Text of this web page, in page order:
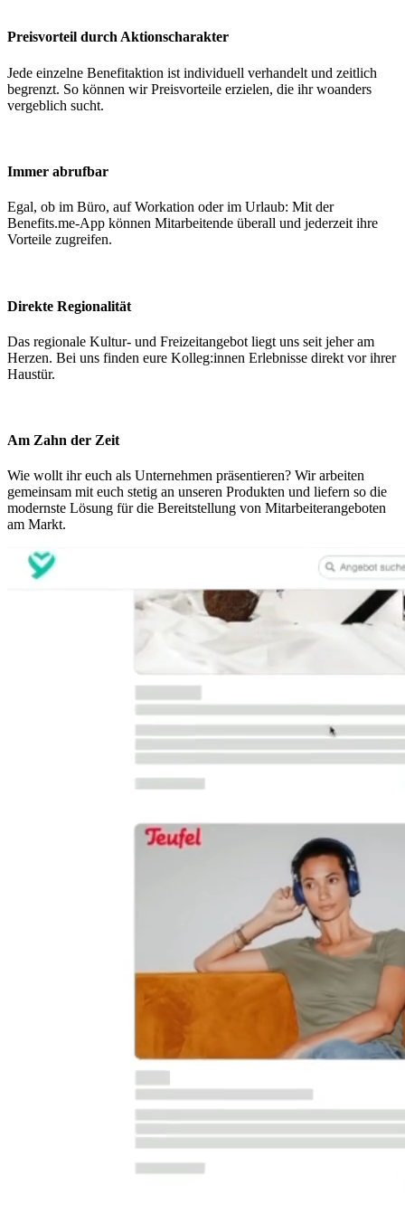
Preisvorteil durch Aktionscharakter
Jede einzelne Benefitaktion ist individuell verhandelt und zeitlich
begrenzt. So können wir Preisvorteile erzielen, die ihr woanders
vergeblich sucht.
Immer abrufbar
Egal, ob im Büro, auf Workation oder im Urlaub: Mit der
Benefits.me-App können Mitarbeitende überall und jederzeit ihre
Vorteile zugreifen.
Direkte Regionalität
Das regionale Kultur- und Freizeitangebot liegt uns seit jeher am
Herzen. Bei uns finden eure Kolleg:innen Erlebnisse direkt vor ihrer
Haustür.
Am Zahn der Zeit
Wie wollt ihr euch als Unternehmen präsentieren? Wir arbeiten
gemeinsam mit euch stetig an unseren Produkten und liefern so die
modernste Lösung für die Bereitstellung von Mitarbeiterangeboten
am Markt.